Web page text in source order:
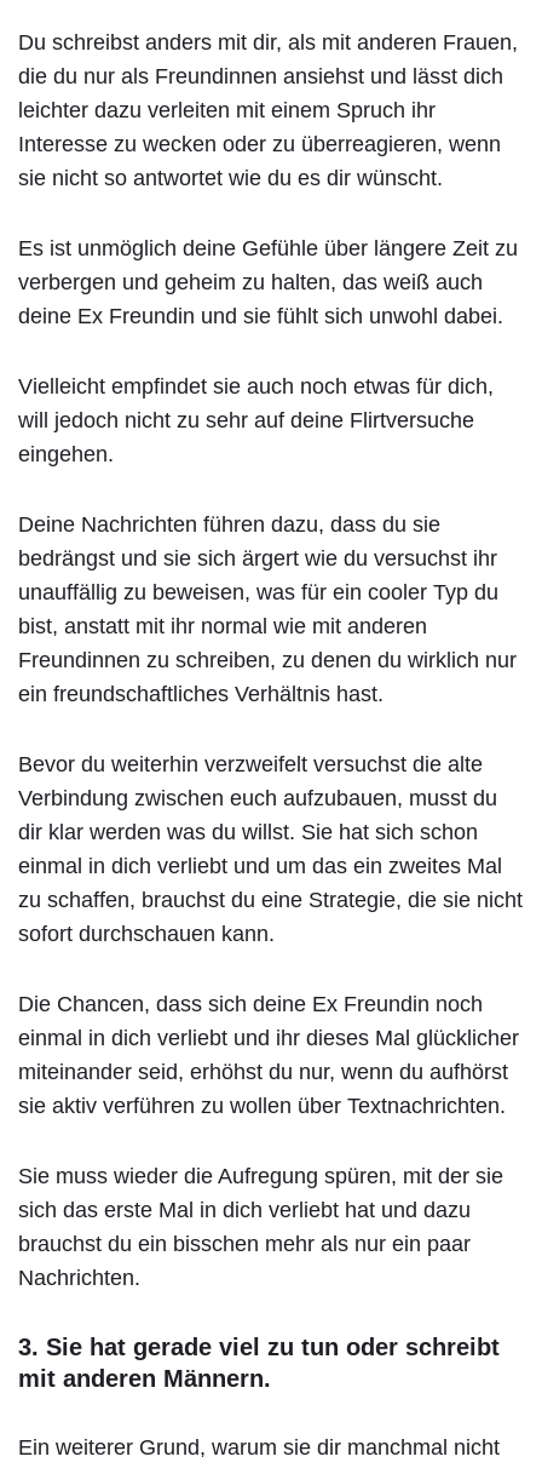
Du schreibst anders mit dir, als mit anderen Frauen,
die du nur als Freundinnen ansiehst und lässt dich
leichter dazu verleiten mit einem Spruch ihr
Interesse zu wecken oder zu überreagieren, wenn
sie nicht so antwortet wie du es dir wünscht.
Es ist unmöglich deine Gefühle über längere Zeit zu
verbergen und geheim zu halten, das weiß auch
deine Ex Freundin und sie fühlt sich unwohl dabei.
Vielleicht empfindet sie auch noch etwas für dich,
will jedoch nicht zu sehr auf deine Flirtversuche
eingehen.
Deine Nachrichten führen dazu, dass du sie
bedrängst und sie sich ärgert wie du versuchst ihr
unauffällig zu beweisen, was für ein cooler Typ du
bist, anstatt mit ihr normal wie mit anderen
Freundinnen zu schreiben, zu denen du wirklich nur
ein freundschaftliches Verhältnis hast.
Bevor du weiterhin verzweifelt versuchst die alte
Verbindung zwischen euch aufzubauen, musst du
dir klar werden was du willst. Sie hat sich schon
einmal in dich verliebt und um das ein zweites Mal
zu schaffen, brauchst du eine Strategie, die sie nicht
sofort durchschauen kann.
Die Chancen, dass sich deine Ex Freundin noch
einmal in dich verliebt und ihr dieses Mal glücklicher
miteinander seid, erhöhst du nur, wenn du aufhörst
sie aktiv verführen zu wollen über Textnachrichten.
Sie muss wieder die Aufregung spüren, mit der sie
sich das erste Mal in dich verliebt hat und dazu
brauchst du ein bisschen mehr als nur ein paar
Nachrichten.
3. Sie hat gerade viel zu tun oder schreibt
mit anderen Männern.
Ein weiterer Grund, warum sie dir manchmal nicht